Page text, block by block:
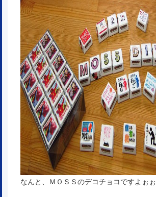
なんと、ＭＯＳＳのデコチョコですよぉぉ